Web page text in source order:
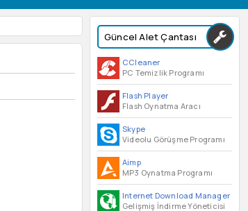
Güncel Alet Çantası
CCleaner
PC Temizlik Programı
Flash Player
Flash Oynatma Aracı
Skype
Videolu Görüşme Programı
Aimp
MP3 Oynatma Programı
Internet Download Manager
Gelişmiş İndirme Yöneticisi